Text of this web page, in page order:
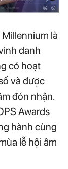
là
danh
có hoạt
và được
đón nhận.
Awards
hành cùng
lễ hội âm